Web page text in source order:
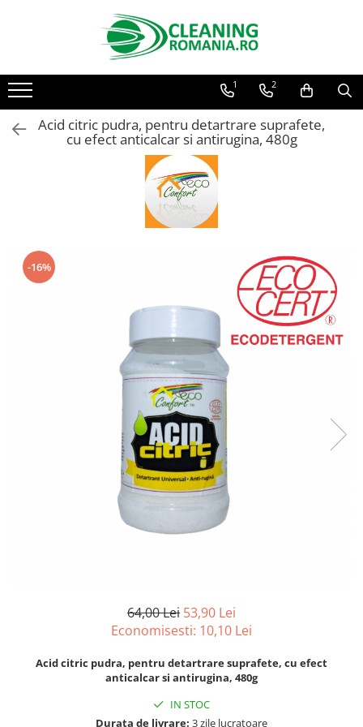
Toate Produsele
Curatenie & Intretinere Casa
Detergenti si solutii concentrate
pentru pardoseli
Produse Bio pentru Casa
Detergenti si solutii universale
Detergenti si solutii pentru geam
suprafete de lemn si mobila
Detergenti si solutii pentru baie
Detergenti de vase si solutii
Detergenti Rufe & Intretinere
Parfum de rufe si esente
concentrate parfumare rufe
Neutralizare miros si odorizare
Vopsea pentru articole textile si
Articole Menaj & Accesorii pentru
1 2
Acid citric pudra, pentru detartrare suprafete,
cu efect anticalcar si antirugina, 480g
-16%
64,00 Lei 53,90 Lei
Economisesti: 10,10 Lei
Acid citric pudra, pentru detartrare suprafete, cu efect
anticalcar si antirugina, 480g
IN STOC
Durata de livrare: 3 zile lucratoare